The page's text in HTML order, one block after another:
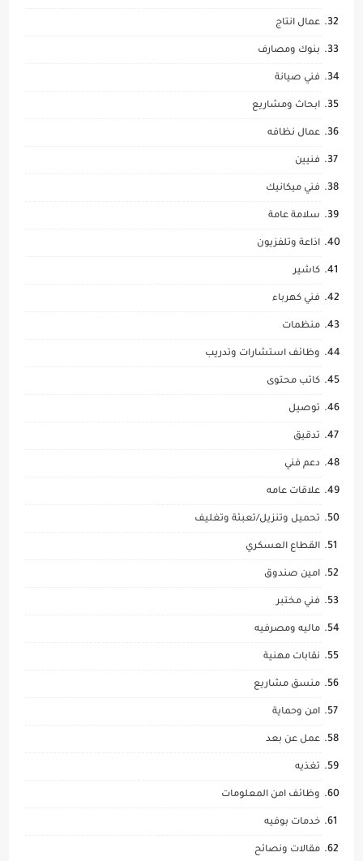
عمال انتاج
بنوك ومصارف
فني صيانة
ابحاث ومشاريع
عمال نظافه
فنيين
فني ميكانيك
سلامة عامة
اذاعة وتلفزيون
كاشير
فني كهرباء
منظمات
وظائف استشارات وتدريب
كاتب محتوى
توصيل
تدقيق
دعم فني
علاقات عامه
تحميل وتنزيل/تعبئة وتغليف
القطاع العسكري
امين صندوق
فني مختبر
ماليه ومصرفيه
نقابات مهنية
منسق مشاريع
امن وحماية
عمل عن بعد
تغذيه
وظائف امن المعلومات
خدمات بوفيه
مقالات ونصائح